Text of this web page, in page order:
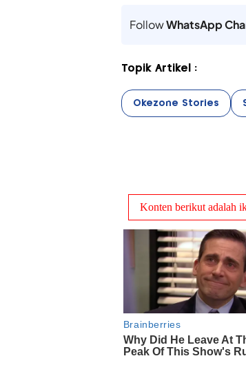
FollowWhatsApp
Topik Artikel :
Okezone Stories